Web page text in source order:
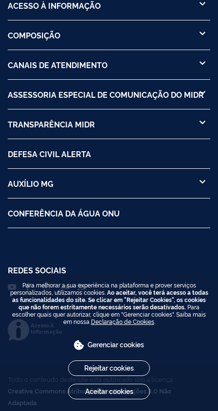
ACESSO À INFORMAÇÃO
COMPOSIÇÃO
CANAIS DE ATENDIMENTO
ASSESSORIA ESPECIAL DE COMUNICAÇÃO DO MIDR
TRANSPARÊNCIA MIDR
DEFESA CIVIL ALERTA
AUXÍLIO MG
CONFERÊNCIA DA ÁGUA ONU
REDES SOCIAIS
Acesso à
Informação
Todo o conteúdo deste site está publicado sob a licença
Creative Commons Atribuição-SemDerivações 3.0 Não
Adaptada
Para melhorar a sua experiência na plataforma e prover serviços
personalizados, utilizamos cookies. Ao aceitar, você terá acesso a todas
as funcionalidades do site. Se clicar em "Rejeitar Cookies", os cookies
que não forem estritamente necessários serão desativados. Para
escolher quais quer autorizar, clique em "Gerenciar cookies". Saiba mais
em nossa Declaração de Cookies.
Gerenciar cookies
Rejeitar cookies
Aceitar cookies